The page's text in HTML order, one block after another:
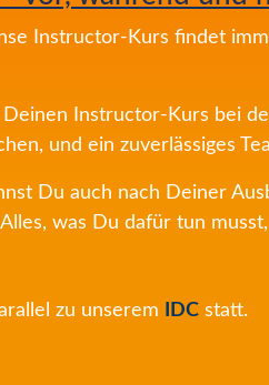
Instructor-Kurs findet
Instructor-Kurs bei
und ein zuverlässiges
Du auch nach Deiner
was Du dafür tun
zu unserem IDC statt.